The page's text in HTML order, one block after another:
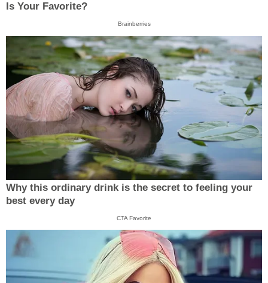
Is Your Favorite?
Brainberries
Why this ordinary drink is the secret to feeling your
best every day
CTA Favorite